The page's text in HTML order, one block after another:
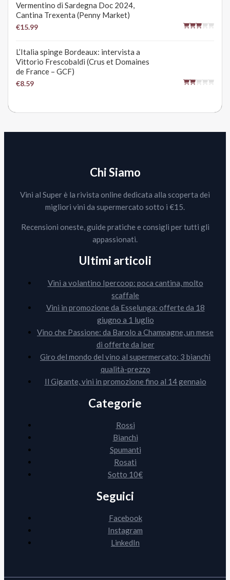
Vermentino di Sardegna Doc 2024,
Cantina Trexenta (Penny Market)
€15.99
L’Italia spinge Bordeaux: intervista a
Vittorio Frescobaldi (Crus et Domaines
de France – GCF)
€8.59
Chi Siamo
Vini al Super è la rivista online dedicata alla scoperta dei
migliori vini da supermercato sotto i €15.
Recensioni oneste, guide pratiche e consigli per tutti gli
appassionati.
Ultimi articoli
Vini a volantino Ipercoop: poca cantina, molto
scaffale
Vini in promozione da Esselunga: offerte da 18
giugno a 1 luglio
Vino che Passione: da Barolo a Champagne, un mese
di offerte da Iper
Giro del mondo del vino al supermercato: 3 bianchi
qualità-prezzo
Il Gigante, vini in promozione fino al 14 gennaio
Categorie
Rossi
Bianchi
Spumanti
Rosati
Sotto 10€
Seguici
Facebook
Instagram
LinkedIn